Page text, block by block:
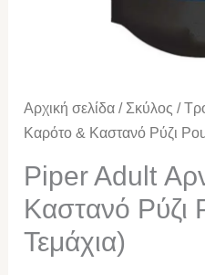
Αρχική σελίδα / Σκύλος /
Καρότο & Καστανό Ρύζι
Piper Adult
Καστανό Ρύζι
Τεμάχια)